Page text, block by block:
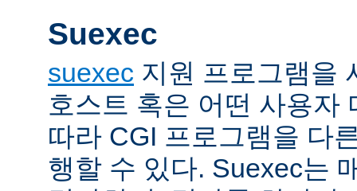
Suexec
suexec 지원 프로그램을
호스트 혹은 어떤 사용자
따라 CGI 프로그램을 다
행할 수 있다. Suexec는